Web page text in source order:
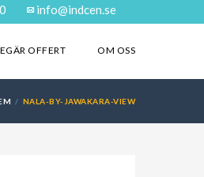
info@indcen.se
OFFERT OM OSS
NALA-BY-JAWAKARA-VIEW